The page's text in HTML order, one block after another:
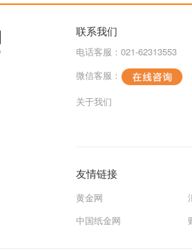
联系我们
电话客服：021-62313553
微信客服：
关于我们
友情链接
黄金网
中国纸金网